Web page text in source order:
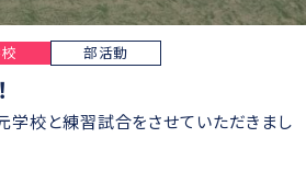
部活動
学校と練習試合をさせていただきまし